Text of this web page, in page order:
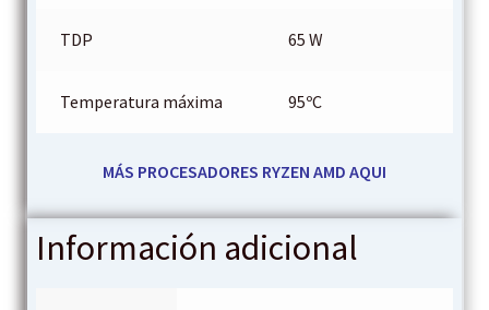
TDP 65 W
Temperatura máxima 95ºC
MÁS PROCESADORES RYZEN AMD AQUI
Información adicional